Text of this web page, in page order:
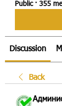
Public · 355
Discussion
Back